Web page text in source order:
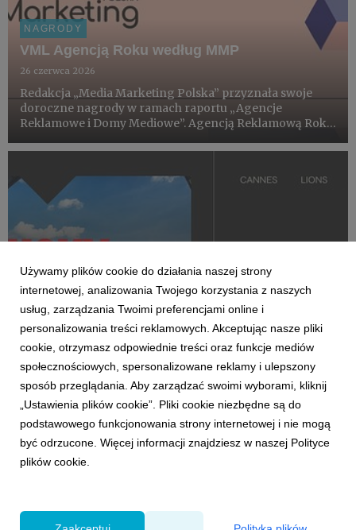
NAGRODY
VML Agencją Roku według MMP
26 czerwca 2026
Redakcja „Media Marketing Polska” przyznała swoje
doroczne nagrody w ramach raportu „Agencje
Reklamowe i Domy Mediowe”. Agencją Reklamową Roku
NAGRODY
Grand Prix Cannes Lions dla VML
25 czerwca 2026
Na festiwalu Cannes Lions jury przyznało nagrodę
Grand Prix, a także kolejne dwa Złote Lwy dla kampanii
Lucky Fan Index.
Używamy plików cookie do działania naszej strony
internetowej, analizowania Twojego korzystania z naszych
usług, zarządzania Twoimi preferencjami online i
personalizowania treści reklamowych. Akceptując nasze pliki
cookie, otrzymasz odpowiednie treści oraz funkcje mediów
społecznościowych, spersonalizowane reklamy i ulepszony
sposób przeglądania. Aby zarządzać swoimi wyborami, kliknij
„Ustawienia plików cookie”. Pliki cookie niezbędne są do
podstawowego funkcjonowania strony internetowej i nie mogą
być odrzucone. Więcej informacji znajdziesz w naszej Polityce
plików cookie.